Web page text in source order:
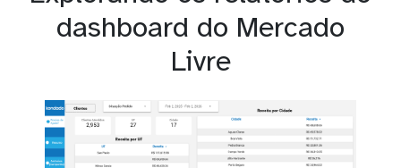
dashboard do Mercado
Livre